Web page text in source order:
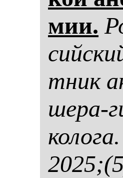
мии.
тник
ше­ра-
ко­ло­га.